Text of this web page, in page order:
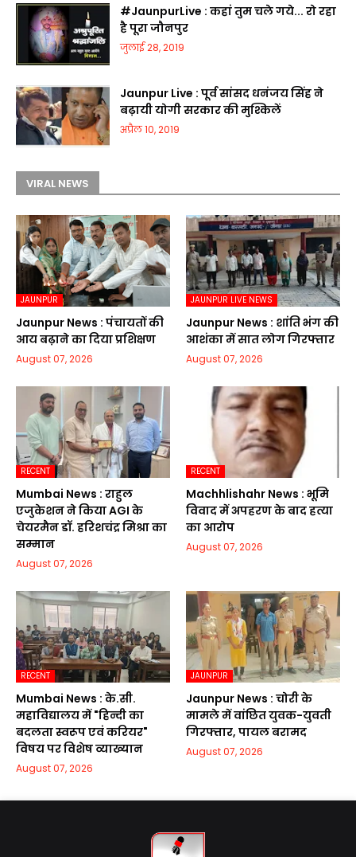
#JaunpurLive : कहां तुम चले गये... रो रहा
है पूरा जौनपुर
जुलाई 28, 2019
Jaunpur Live : पूर्व सांसद धनंजय सिंह ने
बढ़ायी योगी सरकार की मुश्किलें
अप्रैल 10, 2019
VIRAL NEWS
JAUNPUR
Jaunpur News : पंचायतों की
आय बढ़ाने का दिया प्रशिक्षण
August 07, 2026
JAUNPUR LIVE NEWS
Jaunpur News : शांति भंग की
आशंका में सात लोग गिरफ्तार
August 07, 2026
RECENT
Mumbai News : राहुल
एजुकेशन ने किया AGI के
चेयरमैन डॉ. हरिशचंद्र मिश्रा का
सम्मान
August 07, 2026
RECENT
Machhlishahr News : भूमि
विवाद में अपहरण के बाद हत्या
का आरोप
August 07, 2026
RECENT
Mumbai News : के.सी.
महाविद्यालय में "हिन्दी का
बदलता स्वरूप एवं करियर"
विषय पर विशेष व्याख्यान
August 07, 2026
JAUNPUR
Jaunpur News : चोरी के
मामले में वांछित युवक-युवती
गिरफ्तार, पायल बरामद
August 07, 2026